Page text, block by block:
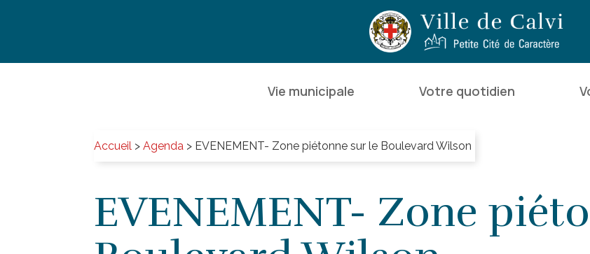
Vie municipale Votre quotidien
Accueil >Agenda > EVENEMENT- Zone piétonne sur le Boulevard Wilson
EVENEMENT- Zone